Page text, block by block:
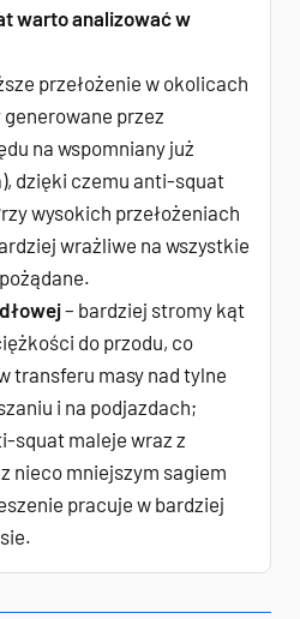
warto analizować w
przełożenie w okolicach
generowane przez
na wspomniany już
dzięki czemu anti-squat
wysokich przełożeniach
wrażliwe na wszystkie
– bardziej stromy kąt
do przodu, co
transferu masy nad tylne
i na podjazdach;
squat maleje wraz z
nieco mniejszym sagiem
pracuje w bardziej